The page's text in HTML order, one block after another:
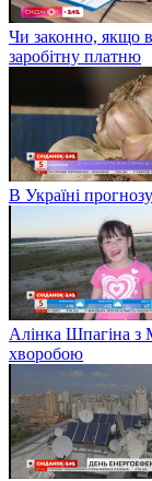
Чи законно, якщо
заробітну платню
В Україні
Алінка Шпагіна з
хворобою